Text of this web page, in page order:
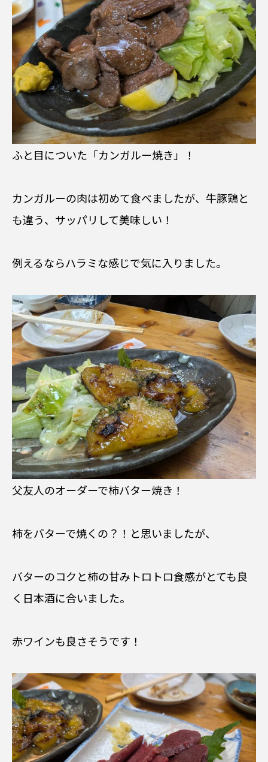
ふと目についた「カンガルー焼き」！
カンガルーの肉は初めて食べましたが、牛豚鶏と
も違う、サッパリして美味しい！
例えるならハラミな感じで気に入りました。
父友人のオーダーで柿バター焼き！
柿をバターで焼くの？！と思いましたが、
バターのコクと柿の甘みトロトロ食感がとても良
く日本酒に合いました。
赤ワインも良さそうです！